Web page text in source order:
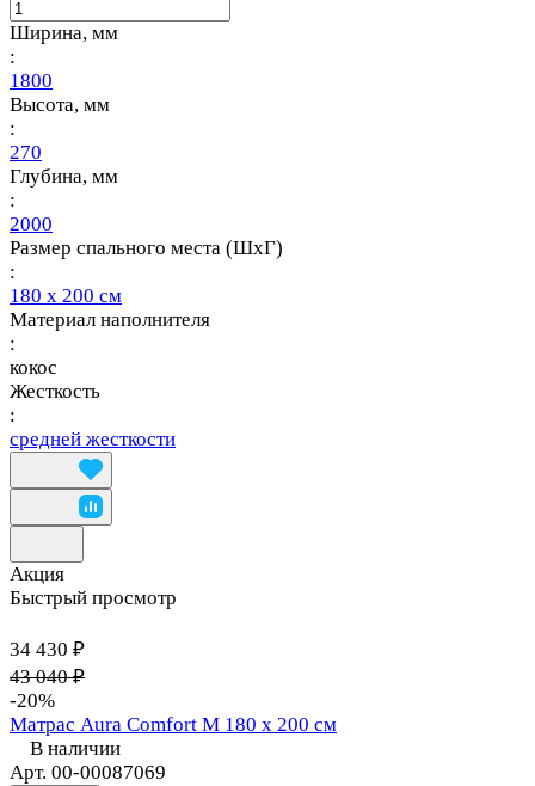
Ширина, мм
:
1800
Высота, мм
:
270
Глубина, мм
:
2000
Размер спального места (ШхГ)
:
180 х 200 см
Материал наполнителя
:
кокос
Жесткость
:
средней жесткости
Акция
Быстрый просмотр
34 430 ₽
43 040 ₽
-20%
Матрас Aura Comfort M 180 х 200 см
В наличии
Арт. 00-00087069